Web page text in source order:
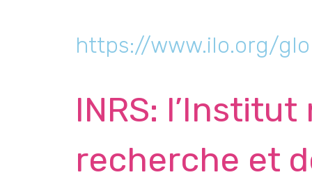
https://www.ilo.org/
INRS:
recherche et